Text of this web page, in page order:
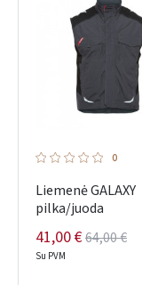
0
Liemenė GALAXY
pilka/juoda
41,00 €64,00 €
Su PVM